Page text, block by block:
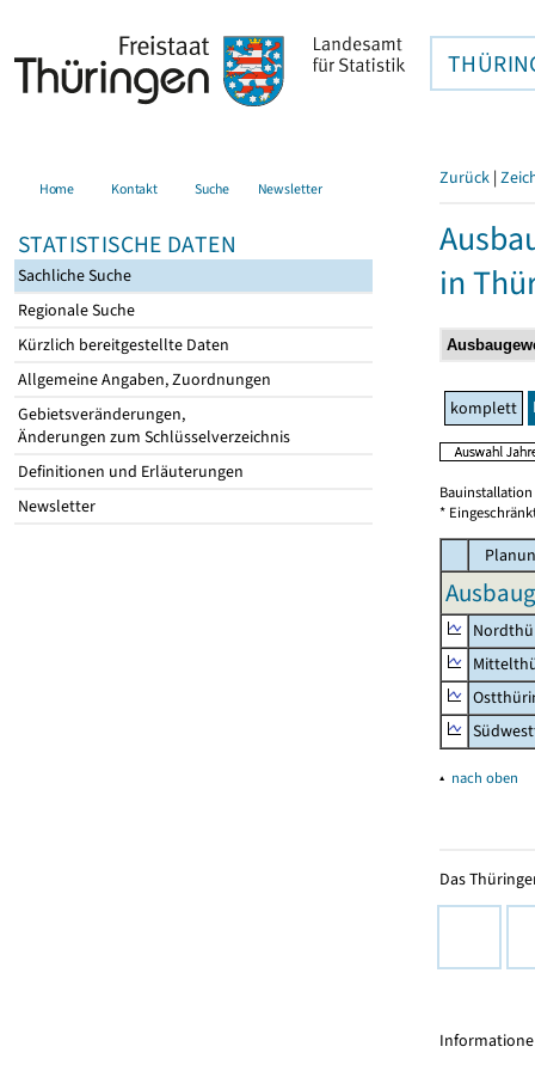
Home Kontakt Suche Newsletter
STATISTISCHE DATEN
Sachliche Suche
Regionale Suche
Kürzlich bereitgestellte Daten
Allgemeine Angaben, Zuordnungen
Gebietsveränderungen,
Änderungen zum Schlüsselverzeichnis
Definitionen und Erläuterungen
Newsletter
Zurück |
in
komplett
*
▴ nach oben
Das